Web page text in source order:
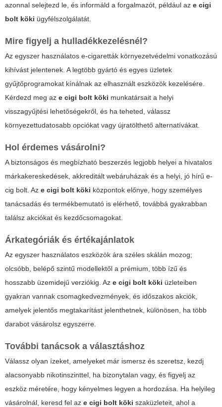
azonnal selejtezd le, és informáld a forgalmazót, például az e cigi
bolt köki ügyfélszolgálatát.
Mire figyelj a hulladékkezelésnél?
Az egyszer használatos e-cigaretták környezetvédelmi vonatkozású
kihívást jelentenek. A legtöbb gyártó és egyes üzletek
gyűjtőprogramokat kínálnak az elhasznált eszközök kezelésére.
Kérdezd meg az e cigi bolt köki munkatársait a helyi
visszagyűjtési lehetőségekről, és ha teheted, válassz
környezettudatosabb opciókat vagy újratölthető alternatívákat.
Hol érdemes vásárolni?
A biztonságos és megbízható beszerzés legjobb helyei a hivatalos
márkakereskedések, akkreditált webáruházak és a helyi, jó hírű e-
cig bolt. Az e cigi bolt köki központok előnye, hogy személyes
tanácsadás és termékbemutató is elérhető, továbbá gyakrabban
találsz akciókat és kezdőcsomagokat.
Árkategóriák és értékajánlatok
Az egyszer használatos eszközök ára széles skálán mozog;
olcsóbb, belépő szintű modellektől a prémium, több ízű és
hosszabb üzemidejű verziókig. Az e cigi bolt köki üzleteiben
gyakran vannak csomagkedvezmények, és időszakos akciók,
amelyek jelentős megtakarítást jelenthetnek, különösen, ha több
darabot vásárolsz egyszerre.
További tanácsok a választáshoz
Válassz olyan ízeket, amelyeket már ismersz és szeretsz, kezdj
alacsonyabb nikotinszinttel, ha bizonytalan vagy, és figyelj az
eszköz méretére, hogy kényelmes legyen a hordozása. Ha helyileg
vásárolnál, keresd fel az e cigi bolt köki szaküzleteit, ahol a